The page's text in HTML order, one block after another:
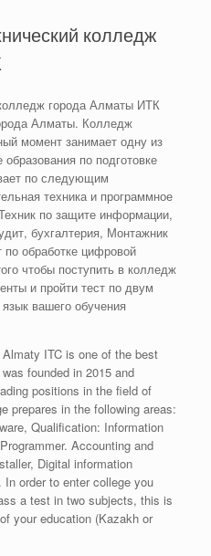
колледж
города Алматы ИТК
Алматы. Колледж
момент занимает одну из
по подготовке
по следующим
техника и программное
по защите информации,
бухгалтерия, Монтажник
обработке цифровой
чтобы поступить в колледж
и пройти тест по двум
вашего обучения
ITC is one of the best
founded in 2015 and
positions in the field of
prepares in the following areas:
Qualification: Information
Accounting and
Digital information
order to enter college you
a test in two subjects, this is
your education (Kazakh or